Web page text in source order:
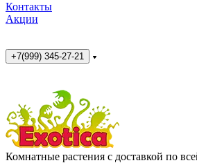
Контакты
Акции
+7(999) 345-27-21
Комнатные растения с доставкой по